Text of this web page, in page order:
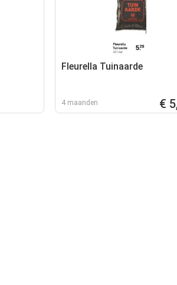
Fleurella Tuinaarde
4 maanden €